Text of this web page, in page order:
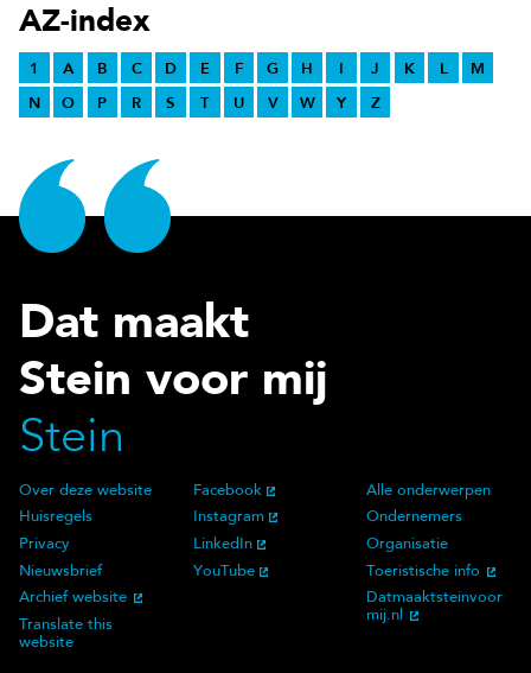
AZ-index
1 A B C D E F G H I J K L
M
N
O P R S T U V W Y Z
Dat maakt
Stein voor mij
Stein
Over deze website
Over deze website
Huisregels
Privacy
Nieuwsbrief
Archief website
Translate this
website
Social Media
Facebook
Instagram
LinkedIn
YouTube
Alle onderwerpen
Ondernemers
Organisatie
Toeristische info
Datmaaktsteinvoor
mij.nl